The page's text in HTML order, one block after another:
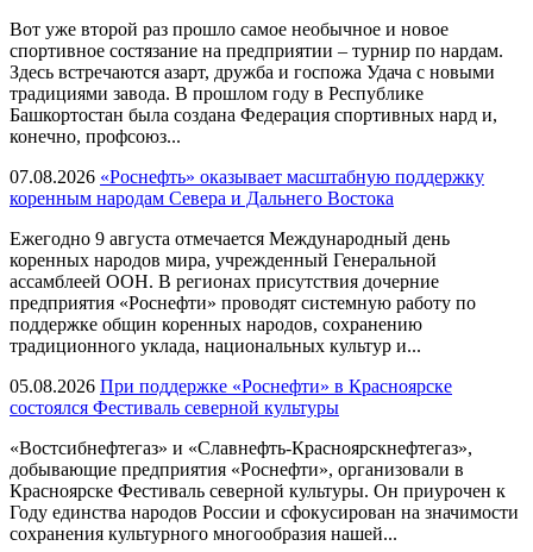
Вот уже второй раз прошло самое необычное и новое
спортивное состязание на предприятии – турнир по нардам.
Здесь встречаются азарт, дружба и госпожа Удача с новыми
традициями завода. В прошлом году в Республике
Башкортостан была создана Федерация спортивных нард и,
конечно, профсоюз...
07.08.2026 «Роснефть» оказывает масштабную поддержку
коренным народам Севера и Дальнего Востока
Ежегодно 9 августа отмечается Международный день
коренных народов мира, учрежденный Генеральной
ассамблеей ООН. В регионах присутствия дочерние
предприятия «Роснефти» проводят системную работу по
поддержке общин коренных народов, сохранению
традиционного уклада, национальных культур и...
05.08.2026 При поддержке «Роснефти» в Красноярске
состоялся Фестиваль северной культуры
«Востсибнефтегаз» и «Славнефть-Красноярскнефтегаз»,
добывающие предприятия «Роснефти», организовали в
Красноярске Фестиваль северной культуры. Он приурочен к
Году единства народов России и сфокусирован на значимости
сохранения культурного многообразия нашей...